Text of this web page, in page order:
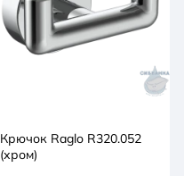
Крючок Raglo R320.052
(хром)